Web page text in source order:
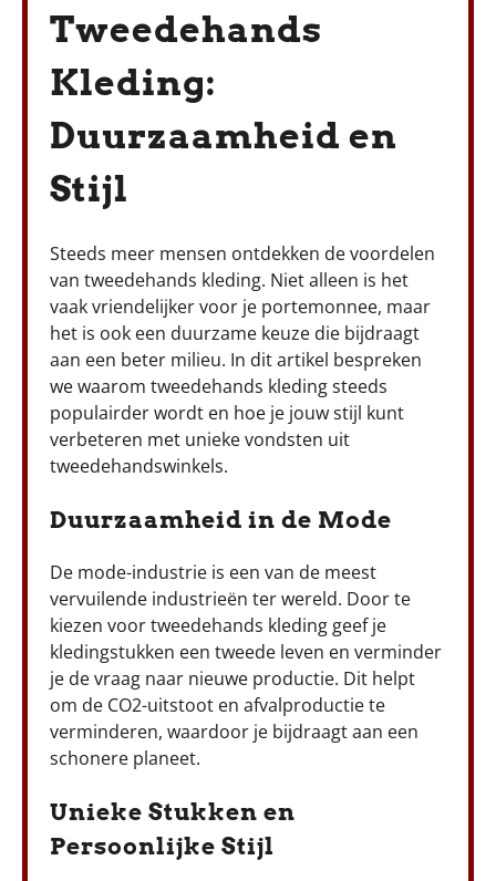
Tweedehands
Kleding:
Duurzaamheid en
Stijl
Steeds meer mensen ontdekken de voordelen
van tweedehands kleding. Niet alleen is het
vaak vriendelijker voor je portemonnee, maar
het is ook een duurzame keuze die bijdraagt
aan een beter milieu. In dit artikel bespreken
we waarom tweedehands kleding steeds
populairder wordt en hoe je jouw stijl kunt
verbeteren met unieke vondsten uit
tweedehandswinkels.
Duurzaamheid in de Mode
De mode-industrie is een van de meest
vervuilende industrieën ter wereld. Door te
kiezen voor tweedehands kleding geef je
kledingstukken een tweede leven en verminder
je de vraag naar nieuwe productie. Dit helpt
om de CO2-uitstoot en afvalproductie te
verminderen, waardoor je bijdraagt aan een
schonere planeet.
Unieke Stukken en
Persoonlijke Stijl